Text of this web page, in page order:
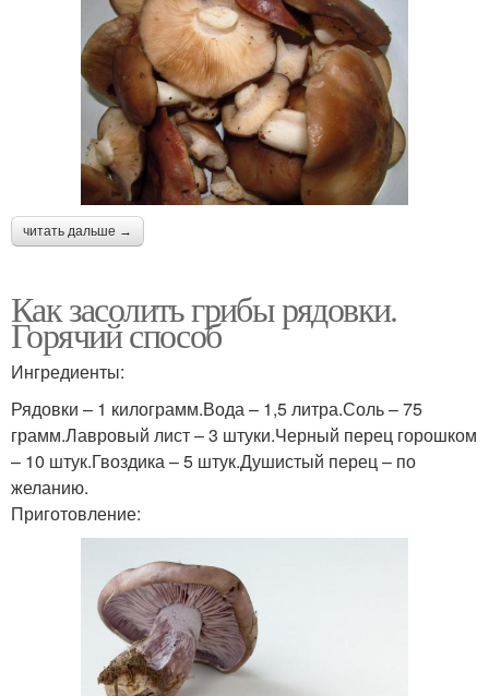
читать дальше →
Как засолить грибы рядовки.
Горячий способ
Ингредиенты:
Рядовки – 1 килограмм.Вода – 1,5 литра.Соль – 75
грамм.Лавровый лист – 3 штуки.Черный перец горошком
– 10 штук.Гвоздика – 5 штук.Душистый перец – по
желанию.
Приготовление: